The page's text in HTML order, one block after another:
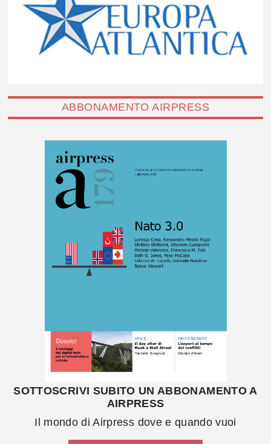
ABBONAMENTO AIRPRESS
SOTTOSCRIVI SUBITO UN ABBONAMENTO A
AIRPRESS
Il mondo di Airpress dove e quando vuoi